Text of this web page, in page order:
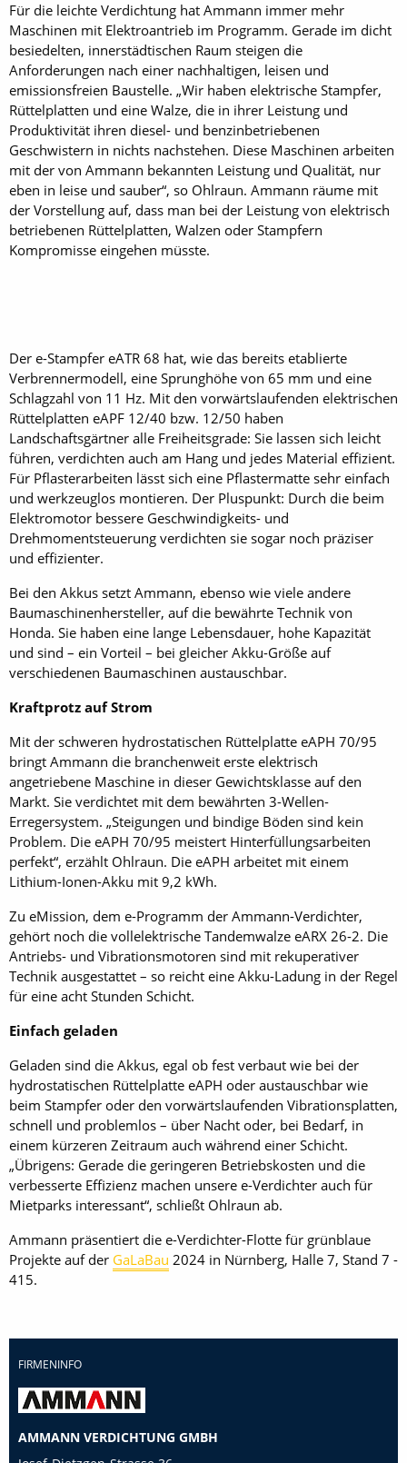
Für die leichte Verdichtung hat Ammann immer mehr
Maschinen mit Elektroantrieb im Programm. Gerade im dicht
besiedelten, innerstädtischen Raum steigen die
Anforderungen nach einer nachhaltigen, leisen und
emissionsfreien Baustelle. „Wir haben elektrische Stampfer,
Rüttelplatten und eine Walze, die in ihrer Leistung und
Produktivität ihren diesel- und benzinbetriebenen
Geschwistern in nichts nachstehen. Diese Maschinen arbeiten
mit der von Ammann bekannten Leistung und Qualität, nur
eben in leise und sauber“, so Ohlraun. Ammann räume mit
der Vorstellung auf, dass man bei der Leistung von elektrisch
betriebenen Rüttelplatten, Walzen oder Stampfern
Kompromisse eingehen müsste.
Der e-Stampfer eATR 68 hat, wie das bereits etablierte
Verbrennermodell, eine Sprunghöhe von 65 mm und eine
Schlagzahl von 11 Hz. Mit den vorwärtslaufenden elektrischen
Rüttelplatten eAPF 12/40 bzw. 12/50 haben
Landschaftsgärtner alle Freiheitsgrade: Sie lassen sich leicht
führen, verdichten auch am Hang und jedes Material effizient.
Für Pflasterarbeiten lässt sich eine Pflastermatte sehr einfach
und werkzeuglos montieren. Der Pluspunkt: Durch die beim
Elektromotor bessere Geschwindigkeits- und
Drehmomentsteuerung verdichten sie sogar noch präziser
und effizienter.
Bei den Akkus setzt Ammann, ebenso wie viele andere
Baumaschinenhersteller, auf die bewährte Technik von
Honda. Sie haben eine lange Lebensdauer, hohe Kapazität
und sind – ein Vorteil – bei gleicher Akku-Größe auf
verschiedenen Baumaschinen austauschbar.
Kraftprotz auf Strom
Mit der schweren hydrostatischen Rüttelplatte eAPH 70/95
bringt Ammann die branchenweit erste elektrisch
angetriebene Maschine in dieser Gewichtsklasse auf den
Markt. Sie verdichtet mit dem bewährten 3-Wellen-
Erregersystem. „Steigungen und bindige Böden sind kein
Problem. Die eAPH 70/95 meistert Hinterfüllungsarbeiten
perfekt“, erzählt Ohlraun. Die eAPH arbeitet mit einem
Lithium-Ionen-Akku mit 9,2 kWh.
Zu eMission, dem e-Programm der Ammann-Verdichter,
gehört noch die vollelektrische Tandemwalze eARX 26-2. Die
Antriebs- und Vibrationsmotoren sind mit rekuperativer
Technik ausgestattet – so reicht eine Akku-Ladung in der Regel
für eine acht Stunden Schicht.
Einfach geladen
Geladen sind die Akkus, egal ob fest verbaut wie bei der
hydrostatischen Rüttelplatte eAPH oder austauschbar wie
beim Stampfer oder den vorwärtslaufenden Vibrationsplatten,
schnell und problemlos – über Nacht oder, bei Bedarf, in
einem kürzeren Zeitraum auch während einer Schicht.
„Übrigens: Gerade die geringeren Betriebskosten und die
verbesserte Effizienz machen unsere e-Verdichter auch für
Mietparks interessant“, schließt Ohlraun ab.
Ammann präsentiert die e-Verdichter-Flotte für grünblaue
Projekte auf der GaLaBau 2024 in Nürnberg, Halle 7, Stand 7 -
415.
FIRMENINFO
AMMANN VERDICHTUNG GMBH